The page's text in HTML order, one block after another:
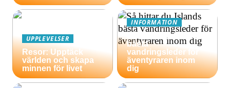
UPPLEVELSER
Resor: Upptäck
världen och skapa
minnen för livet
INFORMATION
Så hittar du Islands
bästa
vandringsleder för
äventyraren inom
dig